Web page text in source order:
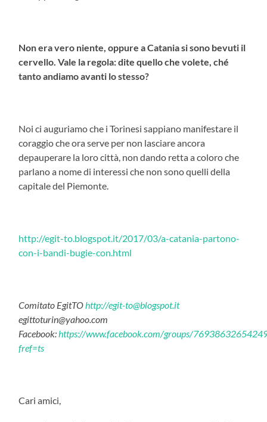
Non era vero niente, oppure a Catania si sono bevuti il
cervello. Vale la regola: dite quello che volete, ché
tanto andiamo avanti lo stesso?
Noi ci auguriamo che i Torinesi sappiano manifestare il
coraggio che ora serve per non lasciare ancora
depauperare la loro città, non dando retta a coloro che
parlano a nome di interessi che non sono quelli della
capitale del Piemonte.
http://egit-to.blogspot.it/2017/03/a-catania-partono-
con-i-bandi-bugie-con.html
Comitato EgitTOhttp://egit-to@blogspot.it
egittoturin@yahoo.com
Facebook:https://www.facebook.com/groups/
fref=ts
Cari amici,